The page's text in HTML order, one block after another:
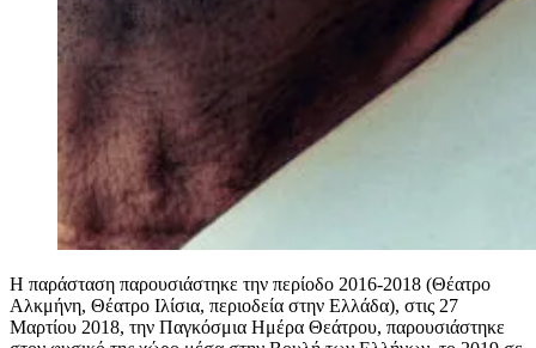
Η παράσταση παρουσιάστηκε την περίοδο 2016-2018 (Θέατρο
Αλκμήνη, Θέατρο Ιλίσια, περιοδεία στην Ελλάδα), στις 27
Μαρτίου 2018, την Παγκόσμια Ημέρα Θεάτρου, παρουσιάστηκε